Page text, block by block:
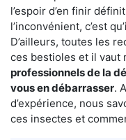
l’espoir d’en finir
l’inconvénient, c’est qu’
D’ailleurs, toutes les
ces bestioles et il vaut
professionnels de la
vous en débarrasser.
d’expérience, nous
ces insectes et